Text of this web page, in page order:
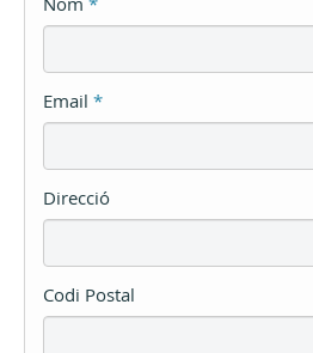
Email *
Direcció
Codi Postal